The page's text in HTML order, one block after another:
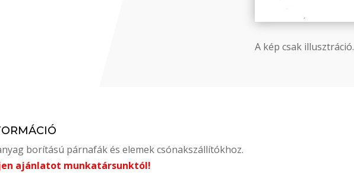
A kép csak illusztráció.
borítású párnafák és elemek csónakszállítókhoz.
ajánlatot munkatársunktól!